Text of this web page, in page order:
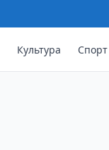
Культура Спорт